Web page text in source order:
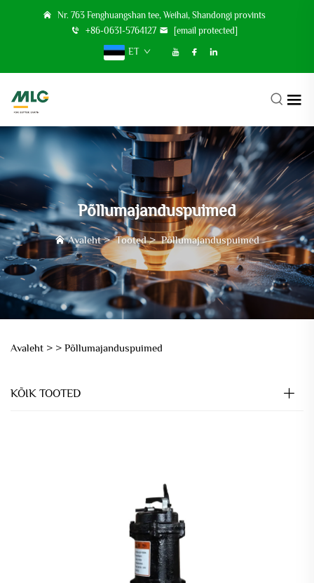
Nr. 763 Fenghuangshan tee, Weihai, Shandongi provints
+86-0631-5764127
[email protected]
ET
Põllumajanduspuimed
Avaleht>Tooted>Põllumajanduspuimed
Avaleht > > Põllumajanduspuimed
KÕIK TOOTED